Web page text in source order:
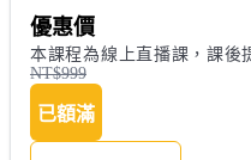
優惠價
本課程為線上直播課，課後
NT$999
已額滿